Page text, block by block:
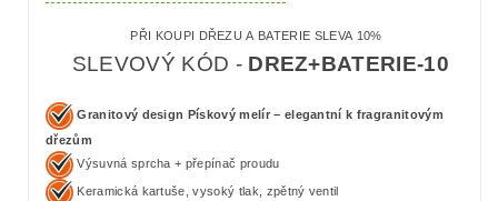
PŘI KOUPI DŘEZU A BATERIE SLEVA 10%
SLEVOVÝ KÓD - DREZ+BATERIE-10
Granitový design Pískový melír – elegantní k fragranitovým
dřezům
Výsuvná sprcha + přepínač proudu
Keramická kartuše, vysoký tlak, zpětný ventil